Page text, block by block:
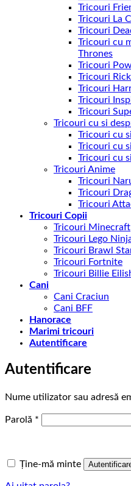
Tricouri
Tricouri La
Tricouri
Tricouri cu
Thrones
Tricouri
Tricouri
Tricouri
Tricouri
Tricouri
Tricouri cu si
Tricouri cu
Tricouri cu
Tricouri cu
Tricouri Anime
Tricouri
Tricouri
Tricouri
Tricouri Copii
Tricouri Minecraft
Tricouri Lego
Tricouri Brawl
Tricouri Fortnite
Tricouri Billie
Cani
Cani Craciun
Cani BFF
Hanorace
Marimi tricouri
Autentificare
Autentificare
Nume utilizator sau adresă
Parolă *
Ține-mă minte